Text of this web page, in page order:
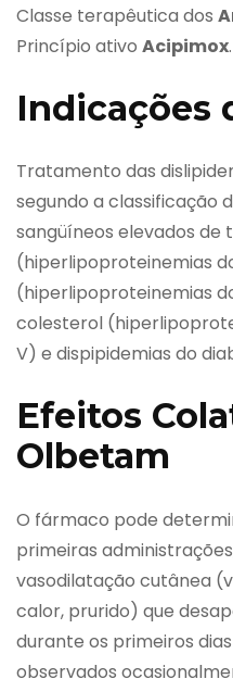
Classe terapêutica dos
Princípio ativo Acipimox.
Indicações
Tratamento das
segundo a classificação
sangüíneos elevados de
(hiperlipoproteinemias
(hiperlipoproteinemias
colesterol
V) e dispipidemias do
Efeitos
Olbetam
O fármaco pode
primeiras
vasodilatação cutânea
calor, prurido) que
durante os primeiros
observados